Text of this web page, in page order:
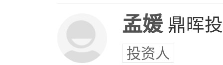
孟媛 鼎晖
投资人